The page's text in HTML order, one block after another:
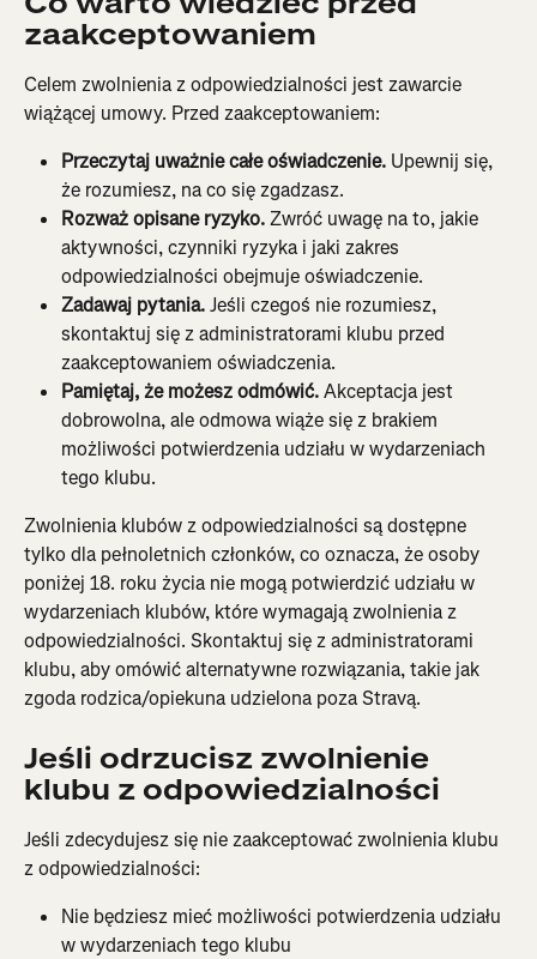
zaakceptowaniem
Celem zwolnienia z odpowiedzialności jest zawarcie
wiążącej umowy. Przed zaakceptowaniem:
Przeczytaj uważnie całe oświadczenie. Upewnij się,
że rozumiesz, na co się zgadzasz.
Rozważ opisane ryzyko. Zwróć uwagę na to, jakie
aktywności, czynniki ryzyka i jaki zakres
odpowiedzialności obejmuje oświadczenie.
Zadawaj pytania. Jeśli czegoś nie rozumiesz,
skontaktuj się z administratorami klubu przed
zaakceptowaniem oświadczenia.
Pamiętaj, że możesz odmówić. Akceptacja jest
dobrowolna, ale odmowa wiąże się z brakiem
możliwości potwierdzenia udziału w wydarzeniach
tego klubu.
Zwolnienia klubów z odpowiedzialności są dostępne
tylko dla pełnoletnich członków, co oznacza, że osoby
poniżej 18. roku życia nie mogą potwierdzić udziału w
wydarzeniach klubów, które wymagają zwolnienia z
odpowiedzialności. Skontaktuj się z administratorami
klubu, aby omówić alternatywne rozwiązania, takie jak
zgoda rodzica/opiekuna udzielona poza Stravą.
Jeśli odrzucisz zwolnienie
klubu z odpowiedzialności
Jeśli zdecydujesz się nie zaakceptować zwolnienia klubu
z odpowiedzialności:
Nie będziesz mieć możliwości potwierdzenia udziału
w wydarzeniach tego klubu